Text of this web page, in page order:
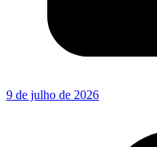
9 de julho de 2026